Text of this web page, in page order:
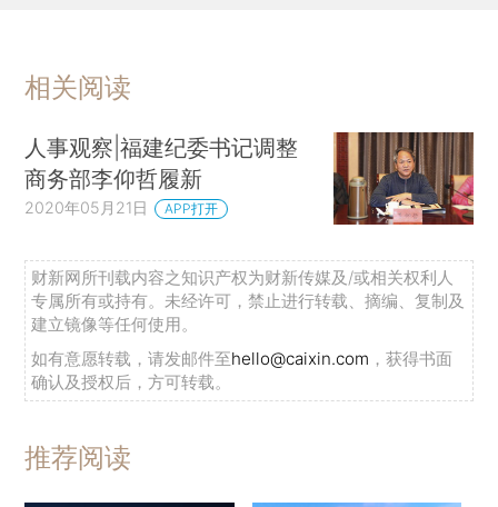
相关阅读
人事观察|福建纪委书记调整
商务部李仰哲履新
2020年05月21日 APP打开
财新网所刊载内容之知识产权为财新传媒及/或相关权利人
专属所有或持有。未经许可，禁止进行转载、摘编、复制及
建立镜像等任何使用。
如有意愿转载，请发邮件至hello@caixin.com ，获得书面
确认及授权后，方可转载。
推荐阅读